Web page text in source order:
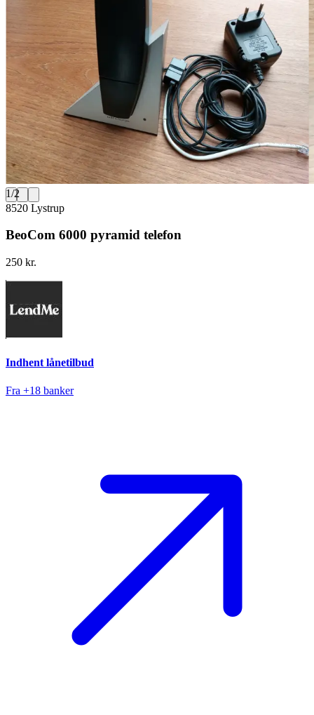
1/2
8520 Lystrup
BeoCom 6000 pyramid telefon
250 kr.
Indhent lånetilbud
Fra +18 banker